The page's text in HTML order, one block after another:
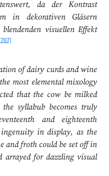
da der Kontrast
in dekorativen Gläsern
visuellen Effekt
of dairy curds and wine
most elemental mixology
that the cow be milked
syllabub becomes truly
and eighteenth
in display, as the
and froth could be set off in
arrayed for dazzling visual